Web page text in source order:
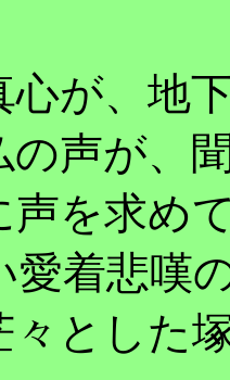
が、地
の声が、
声を求め
愛着悲嘆
々とした